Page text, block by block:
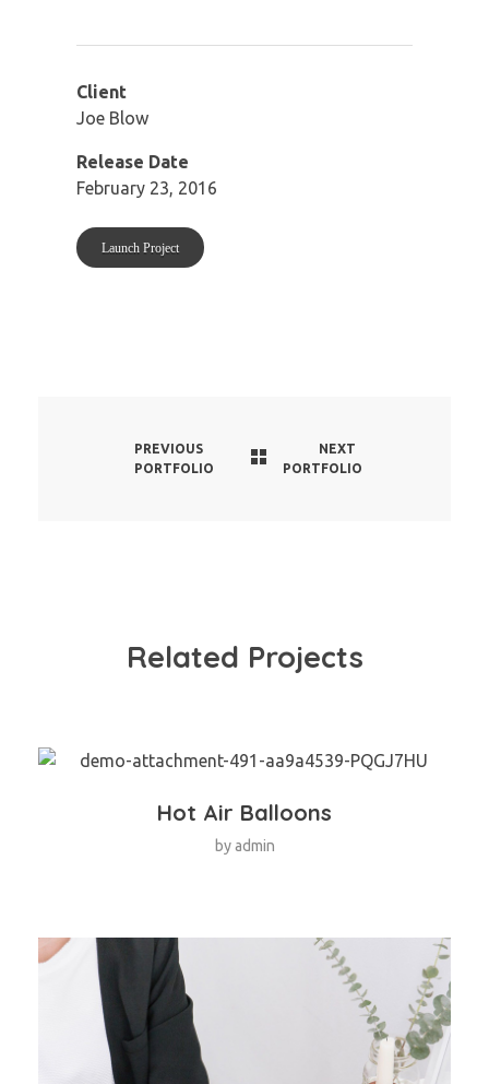
Client
Joe Blow
Release Date
February 23, 2016
Launch Project
PREVIOUS
PORTFOLIO
NEXT
PORTFOLIO
Related Projects
Hot Air Balloons
by admin